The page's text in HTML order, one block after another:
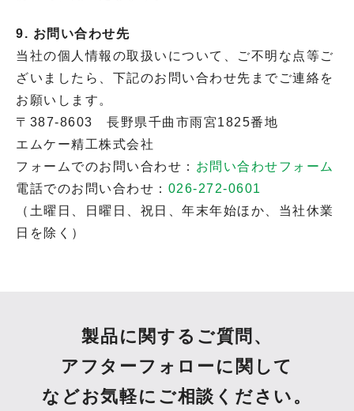
9. お問い合わせ先
当社の個人情報の取扱いについて、ご不明な点等ご
ざいましたら、下記のお問い合わせ先までご連絡を
お願いします。
〒387-8603 長野県千曲市雨宮1825番地
エムケー精工株式会社
フォームでのお問い合わせ： お問い合わせフォーム
電話でのお問い合わせ： 026-272-0601
（土曜日、日曜日、祝日、年末年始ほか、当社休業
日を除く）
製品に関するご質問、
アフターフォローに関して
などお気軽にご相談ください。